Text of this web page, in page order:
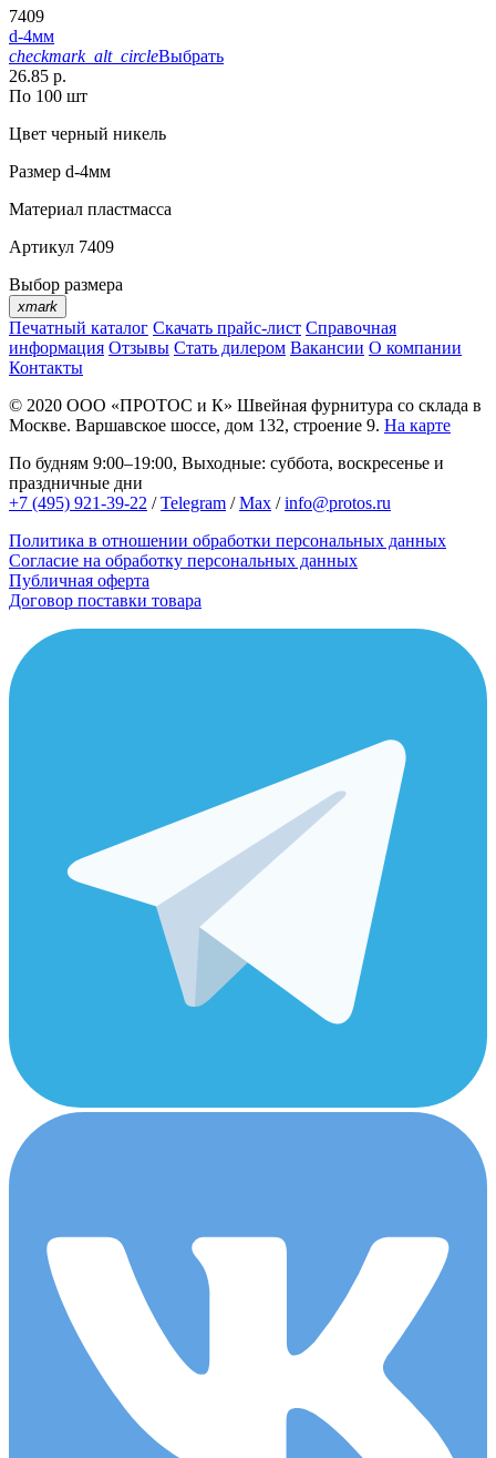
7409
d-4мм
checkmark_alt_circleВыбрать
26.85 р.
По 100 шт
Цвет черный никель
Размер d-4мм
Материал пластмасса
Артикул 7409
Выбор размера
xmark
Печатный каталог Скачать прайс-лист Справочная
информация Отзывы Стать дилером Вакансии О компании
Контакты
© 2020 ООО «ПРОТОС и К» Швейная фурнитура со склада в
Москве. Варшавское шоссе, дом 132, строение 9. На карте
По будням 9:00–19:00, Выходные: суббота, воскресенье и
праздничные дни
+7 (495) 921-39-22 /Telegram /Max /info@protos.ru
Политика в отношении обработки персональных данных
Согласие на обработку персональных данных
Публичная оферта
Договор поставки товара